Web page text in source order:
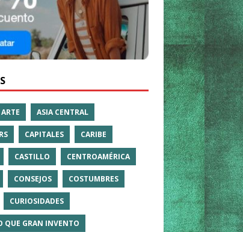
ARTE ASIA CENTRAL
CAPITALES CARIBE
CASTILLO CENTROAMÉRICA
CONSEJOS COSTUMBRES
CURIOSIDADES
QUE GRAN INVENTO